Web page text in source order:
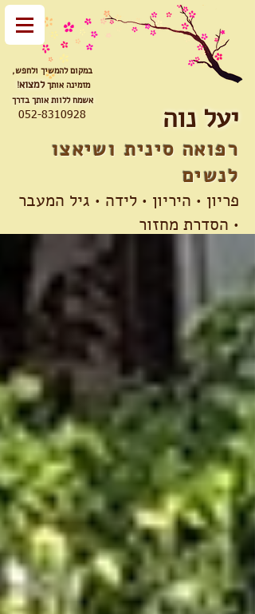
יעל נוה
רפואה סינית ושיאצו​​
לנשים
פריון • היריון • לידה • גיל המעבר
• הסדרת מחזור
במקום להמשיך ולחפש,
מזמינה אותךלמצוא!
אשמח ללוות אותך בדרך
052-8310928